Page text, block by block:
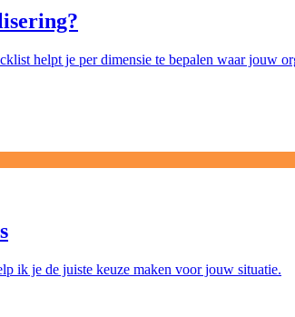
helpt je per dimensie te bepalen waar jouw
ik je de juiste keuze maken voor jouw situatie.